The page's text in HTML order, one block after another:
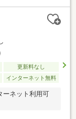
更新料なし
インターネット無料
ーネット利用可